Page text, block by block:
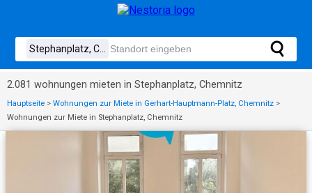
2.081 wohnungen mieten in Stephanplatz, Chemnitz
Hauptseite > Wohnungen zur Miete in Gerhart-Hauptmann-Platz, Chemnitz >
Wohnungen zur Miete in Stephanplatz, Chemnitz